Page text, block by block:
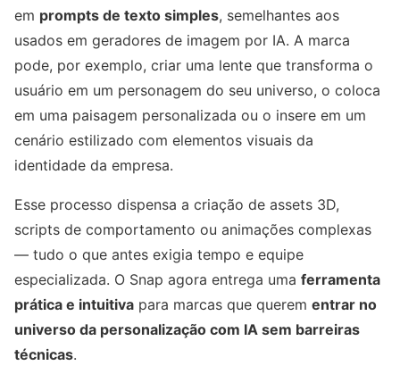
em prompts de texto simples, semelhantes aos
usados em geradores de imagem por IA. A marca
pode, por exemplo, criar uma lente que transforma o
usuário em um personagem do seu universo, o coloca
em uma paisagem personalizada ou o insere em um
cenário estilizado com elementos visuais da
identidade da empresa.
Esse processo dispensa a criação de assets 3D,
scripts de comportamento ou animações complexas
— tudo o que antes exigia tempo e equipe
especializada. O Snap agora entrega uma ferramenta
prática e intuitiva para marcas que querem entrar no
universo da personalização com IA sem barreiras
técnicas.